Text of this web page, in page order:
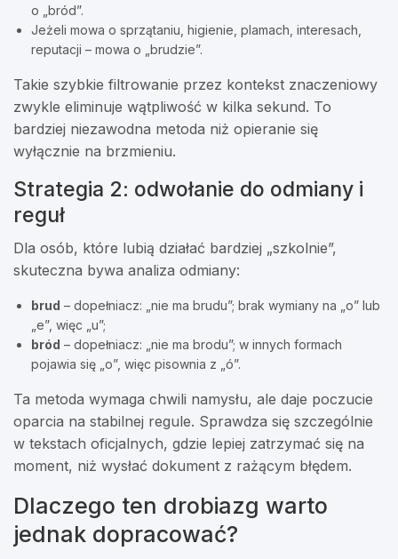
o „bród”.
Jeżeli mowa o sprzątaniu, higienie, plamach, interesach,
reputacji – mowa o „brudzie”.
Takie szybkie filtrowanie przez kontekst znaczeniowy
zwykle eliminuje wątpliwość w kilka sekund. To
bardziej niezawodna metoda niż opieranie się
wyłącznie na brzmieniu.
Strategia 2: odwołanie do odmiany i
reguł
Dla osób, które lubią działać bardziej „szkolnie”,
skuteczna bywa analiza odmiany:
brud – dopełniacz: „nie ma brudu”; brak wymiany na „o” lub
„e”, więc „u”;
bród – dopełniacz: „nie ma brodu”; w innych formach
pojawia się „o”, więc pisownia z „ó”.
Ta metoda wymaga chwili namysłu, ale daje poczucie
oparcia na stabilnej regule. Sprawdza się szczególnie
w tekstach oficjalnych, gdzie lepiej zatrzymać się na
moment, niż wysłać dokument z rażącym błędem.
Dlaczego ten drobiazg warto
jednak dopracować?